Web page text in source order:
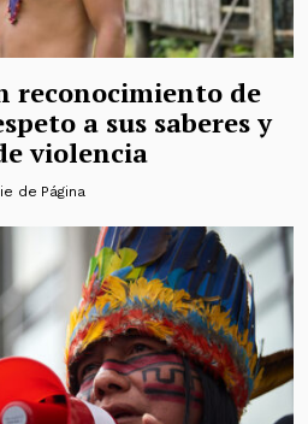
reconocimiento de
a sus saberes y
violencia
de Página